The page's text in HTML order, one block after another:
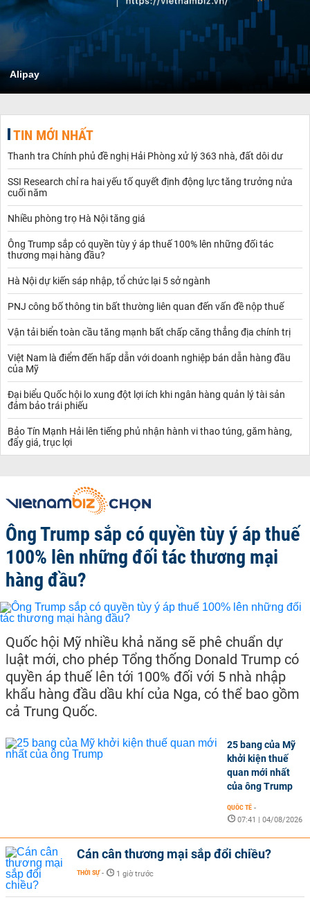
Alipay
TIN MỚI NHẤT
Thanh tra Chính phủ đề nghị Hải Phòng xử lý 363 nhà, đất dôi dư
SSI Research chỉ ra hai yếu tố quyết định động lực tăng trưởng nửa
cuối năm
Nhiều phòng trọ Hà Nội tăng giá
Ông Trump sắp có quyền tùy ý áp thuế 100% lên những đối tác
thương mại hàng đầu?
Hà Nội dự kiến sáp nhập, tổ chức lại 5 sở ngành
PNJ công bố thông tin bất thường liên quan đến vấn đề nộp thuế
Vận tải biển toàn cầu tăng mạnh bất chấp căng thẳng địa chính trị
Việt Nam là điểm đến hấp dẫn với doanh nghiệp bán dẫn hàng đầu
của Mỹ
Đại biểu Quốc hội lo xung đột lợi ích khi ngân hàng quản lý tài sản
đảm bảo trái phiếu
Bảo Tín Mạnh Hải lên tiếng phủ nhận hành vi thao túng, găm hàng,
đẩy giá, trục lợi
Ông Trump sắp có quyền tùy ý áp thuế
100% lên những đối tác thương mại
hàng đầu?
Quốc hội Mỹ nhiều khả năng sẽ phê chuẩn dự
luật mới, cho phép Tổng thống Donald Trump có
quyền áp thuế lên tới 100% đối với 5 nhà nhập
khẩu hàng đầu dầu khí của Nga, có thể bao gồm
cả Trung Quốc.
25 bang của Mỹ
khởi kiện thuế
quan mới nhất
của ông Trump
QUỐC TẾ -
07:41 | 04/08/2026
Cán cân thương mại sắp đổi chiều?
THỜI SỰ - 1 giờ trước